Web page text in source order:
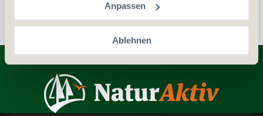
Anpassen
Ablehnen
Entdecken Sie weitere Produkte